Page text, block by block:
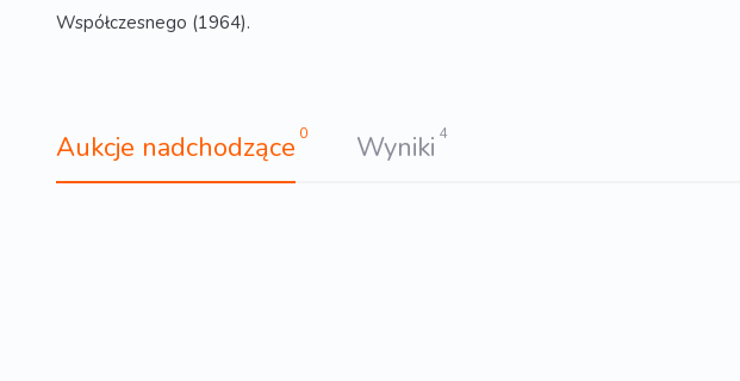
Współczesnego (1964).
Aukcje nadchodzące 0 Wyniki 4